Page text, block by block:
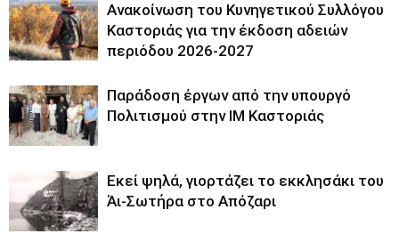
Ανακοίνωση του Κυνηγετικού Συλλόγου
Καστοριάς για την έκδοση αδειών
περιόδου 2026-2027
Παράδοση έργων από την υπουργό
Πολιτισμού στην ΙΜ Καστοριάς
Εκεί ψηλά, γιορτάζει το εκκλησάκι του
Άι-Σωτήρα στο Απόζαρι